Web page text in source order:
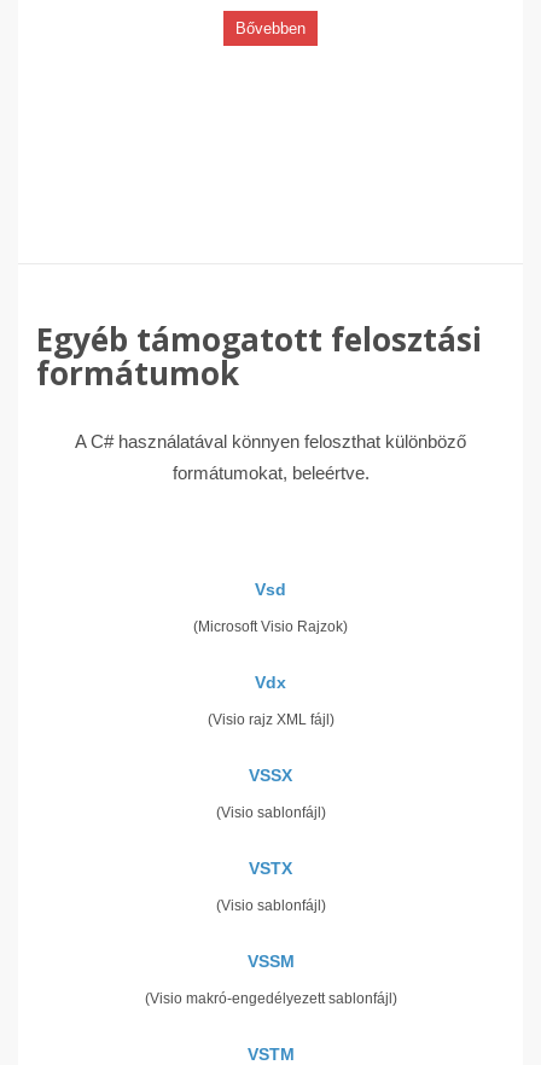
Bővebben
Egyéb támogatott felosztási
formátumok
A C# használatával könnyen feloszthat különböző
formátumokat, beleértve.
Vsd
(Microsoft Visio Rajzok)
Vdx
(Visio rajz XML fájl)
VSSX
(Visio sablonfájl)
VSTX
(Visio sablonfájl)
VSSM
(Visio makró-engedélyezett sablonfájl)
VSTM